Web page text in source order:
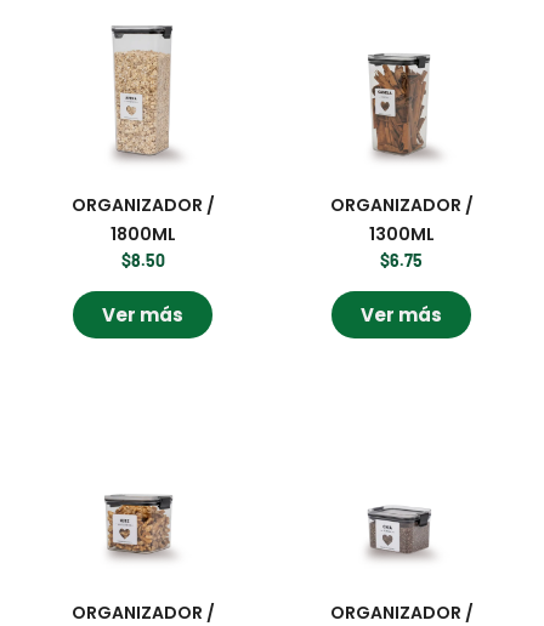
ORGANIZADOR /
1800ML
$8.50
Ver más
ORGANIZADOR /
1300ML
$6.75
Ver más
ORGANIZADOR /
ORGANIZADOR /